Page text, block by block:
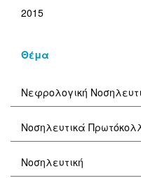
2015
Θέμα
Νεφρολογική
Νοσηλευτικά
Νοσηλευτική